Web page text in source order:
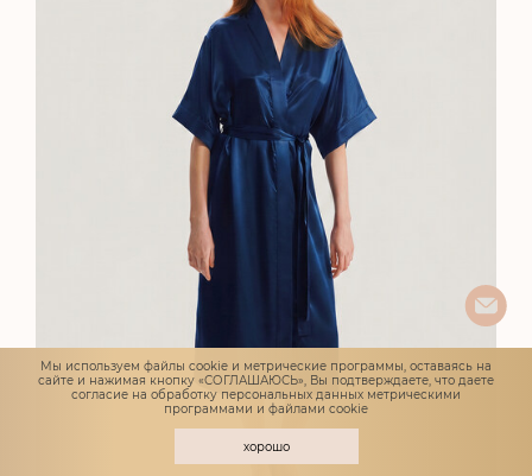
Мы используем файлы cookie и метрические программы, оставаясь на
сайте и нажимая кнопку «СОГЛАШАЮСЬ», Вы подтверждаете, что даете
согласие на обработку персональных данных метрическими
программами и файлами cookie
хорошо